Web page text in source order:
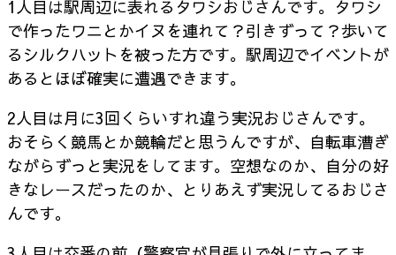
1人目は駅周辺に表れるタワシおじさんです。タワシ
で作ったワニとかイヌを連れて？引きずって？歩いて
るシルクハットを被った方です。駅周辺でイベントが
あるとほぼ確実に遭遇できます。
2人目は月に3回くらいすれ違う実況おじさんです。
おそらく競馬とか競輪だと思うんですが、自転車漕ぎ
ながらずっと実況をしてます。空想なのか、自分の好
きなレースだったのか、とりあえず実況してるおじさ
んです。